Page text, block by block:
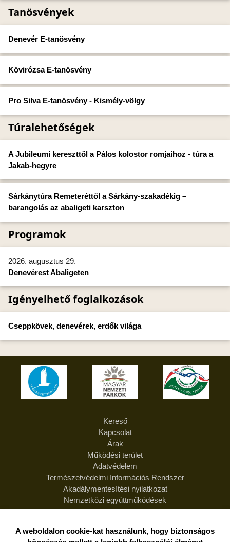
A weboldalon cookie-kat használunk, hogy biztonságos
Tanösvények
Denevér E-tanösvény
Kövirózsa E-tanösvény
Pro Silva E-tanösvény - Kismély-völgy
Túralehetőségek
A Jubileumi kereszttől a Pálos kolostor romjaihoz - túra a
Jakab-hegyre
Sárkánytúra Remeteréttől a Sárkány-szakadékig –
barangolás az abaligeti karszton
Programok
2026. augusztus 29.
Denevérest Abaligeten
Igényelhető foglalkozások
Cseppkövek, denevérek, erdők világa
Kereső
Kapcsolat
Árak
Működési terület
Adatvédelem
Természetvédelmi Információs Rendszer
Akadálymentesítési nyilatkozat
Nemzetközi együttműködések
Együttműködő partnereink
Hírlevél leiratkozás